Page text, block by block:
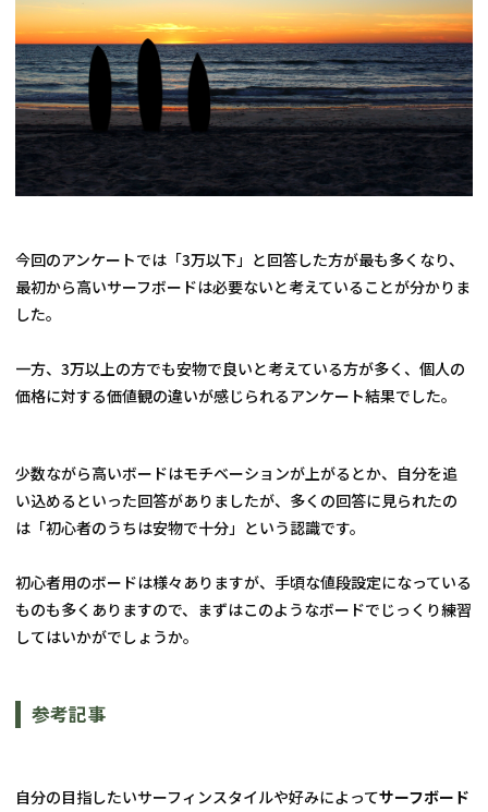
今回のアンケートでは「3万以下」と回答した方が最も多くなり、
最初から高いサーフボードは必要ないと考えていることが分かりま
した。
一方、3万以上の方でも安物で良いと考えている方が多く、個人の
価格に対する価値観の違いが感じられるアンケート結果でした。
少数ながら高いボードはモチベーションが上がるとか、自分を追
い込めるといった回答がありましたが、多くの回答に見られたの
は「初心者のうちは安物で十分」という認識です。
初心者用のボードは様々ありますが、手頃な値段設定になっている
ものも多くありますので、まずはこのようなボードでじっくり練習
してはいかがでしょうか。
参考記事
自分の目指したいサーフィンスタイルや好みによってサーフボード